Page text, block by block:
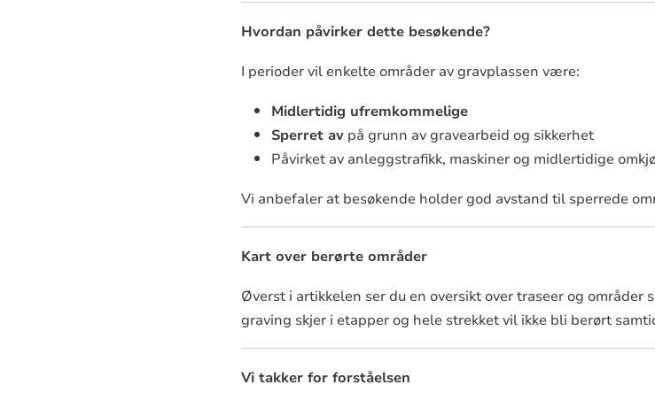
Hvordan påvirker dette besøkende?
I perioder vil enkelte områder av gravplassen være:
Midlertidig ufremkommelige
Sperret avpå grunn av gravearbeid og sikkerhet
Påvirket av anleggstrafikk, maskiner og midlertidige
Vi anbefaler at besøkende holder god avstand til sperrede
Kart over berørte områder
Øverst i artikkelen ser du en oversikt over traseer og områder
graving skjer i etapper og hele strekket vil ikke bli berørt
Vi takker for forståelsen